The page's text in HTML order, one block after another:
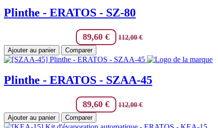
Plinthe - ERATOS - SZ-80
89,60€ 112,00€
Ajouter au panier
Comparer
Plinthe - ERATOS - SZAA-45
89,60€ 112,00€
Ajouter au panier
Comparer